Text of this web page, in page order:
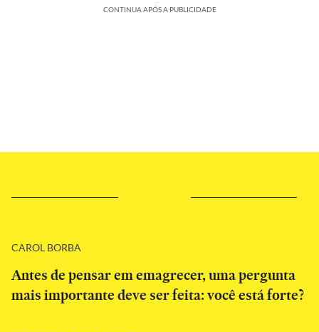
CONTINUA APÓS A PUBLICIDADE
CAROL BORBA
Antes de pensar em emagrecer, uma pergunta
mais importante deve ser feita: você está forte?